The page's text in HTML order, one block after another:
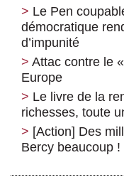
Le Pen
démocratique
d’impunité
Attac contre le
Europe
Le livre de la
richesses, toute
[Action] Des
Bercy beaucoup !